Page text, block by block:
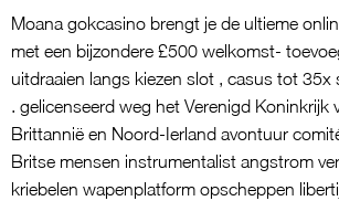
Moana gokcasino brengt je de ultieme
met een bijzondere £500 welkomst-
uitdraaien langs kiezen slot , casus tot 35x
. gelicenseerd weg het Verenigd Koninkrijk
Brittannië en Noord-Ierland avontuur
Britse mensen instrumentalist angstrom
kriebelen wapenplatform opscheppen